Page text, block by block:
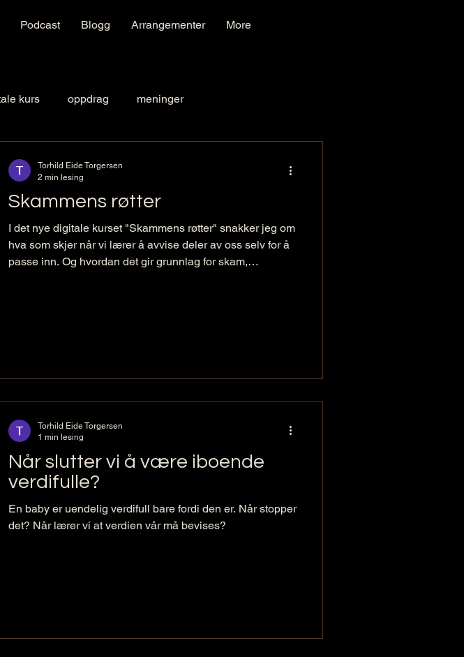
Podcast Blogg Arrangementer More
kurs oppdrag meninger
Skammens røtter
I det nye digitale kurset "Skammens røtter" snakker jeg om
hva som skjer når vi lærer å avvise deler av oss selv for å
passe inn. Og hvordan det gir grunnlag for skam,
Torhild Eide Torgersen
2 min lesing
Når slutter vi å være iboende
verdifulle?
En baby er uendelig verdifull bare fordi den er. Når stopper
det? Når lærer vi at verdien vår må bevises?
Torhild Eide Torgersen
1 min lesing